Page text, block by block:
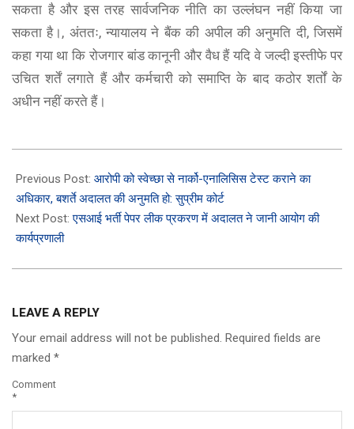
सकता है और इस तरह सार्वजनिक नीति का उल्लंघन नहीं किया जा
सकता है।, अंततः, न्यायालय ने बैंक की अपील की अनुमति दी, जिसमें
कहा गया था कि रोजगार बांड कानूनी और वैध हैं यदि वे जल्दी इस्तीफे पर
उचित शर्तें लगाते हैं और कर्मचारी को समाप्ति के बाद कठोर शर्तों के
अधीन नहीं करते हैं।
07-
13
Previous Post: आरोपी को स्वेच्छा से नार्को-एनालिसिस टेस्ट कराने का
अधिकार, बशर्ते अदालत की अनुमति हो: सुप्रीम कोर्ट
Next Post:एसआई भर्ती पेपर लीक प्रकरण में अदालत ने जानी आयोग की
कार्यप्रणाली
LEAVE A REPLY
Your email address will not be published. Required fields are
marked *
Comment
*